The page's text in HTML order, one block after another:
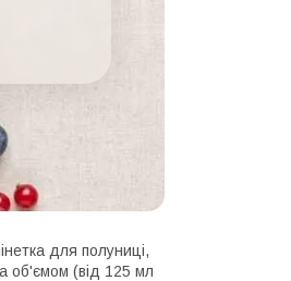
для полуниці,
об'ємом (від 125 мл